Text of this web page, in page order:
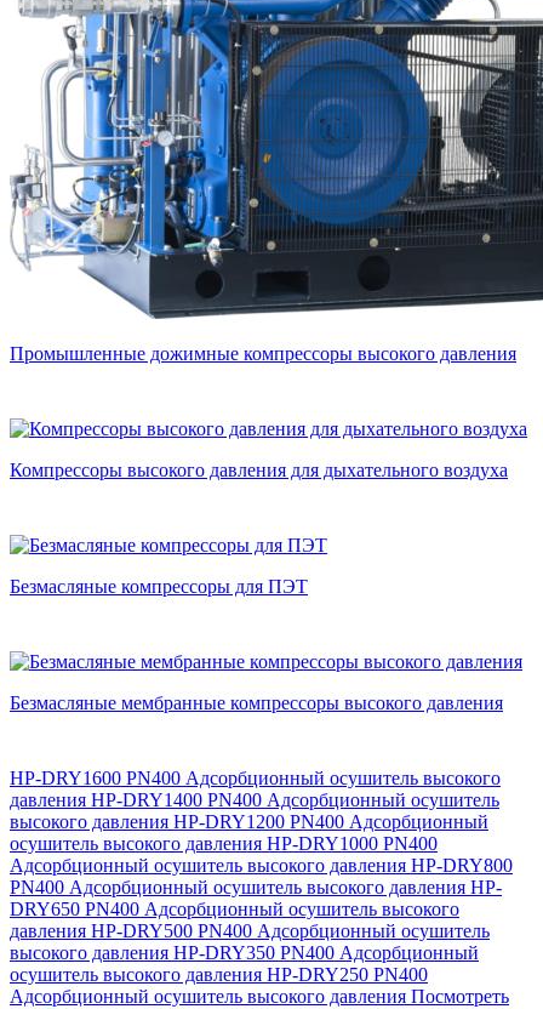
Промышленные дожимные компрессоры высокого давления
Компрессоры высокого давления для дыхательного воздуха
Безмасляные компрессоры для ПЭТ
Безмасляные мембранные компрессоры высокого давления
HP-DRY1600 PN400 Адсорбционный осушитель высокого
давления HP-DRY1400 PN400 Адсорбционный осушитель
высокого давления HP-DRY1200 PN400 Адсорбционный
осушитель высокого давления HP-DRY1000 PN400
Адсорбционный осушитель высокого давления HP-DRY800
PN400 Адсорбционный осушитель высокого давления HP-
DRY650 PN400 Адсорбционный осушитель высокого
давления HP-DRY500 PN400 Адсорбционный осушитель
высокого давления HP-DRY350 PN400 Адсорбционный
осушитель высокого давления HP-DRY250 PN400
Адсорбционный осушитель высокого давления Посмотреть